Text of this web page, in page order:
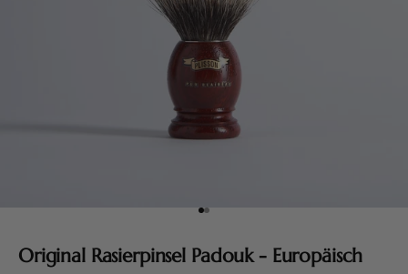
Gehe zu Element 1
Gehe zu Element 2
Original Rasierpinsel Padouk - Europäisch